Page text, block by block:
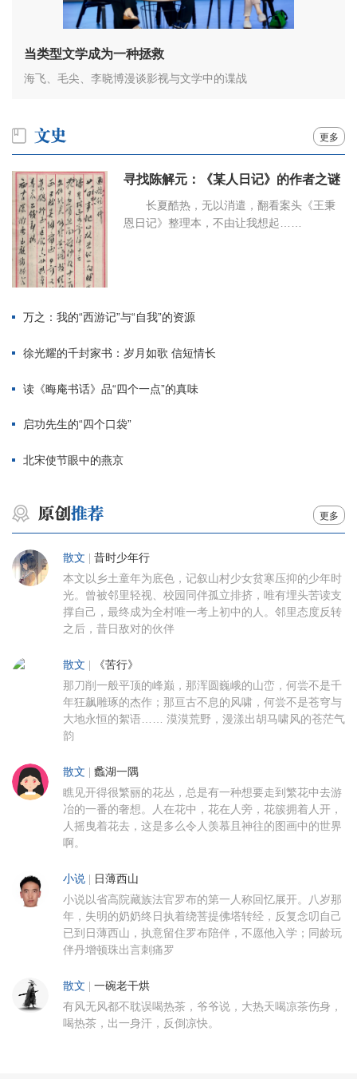
当类型文学成为一种拯救
海飞、毛尖、李晓博漫谈影视与文学中的谍战
更多
寻找陈解元：《某人日记》的作者之谜
长夏酷热，无以消遣，翻看案头《王秉
恩日记》整理本，不由让我想起……
万之：我的“西游记”与“自我”的资源
徐光耀的千封家书：岁月如歌 信短情长
读《晦庵书话》品“四个一点”的真味
启功先生的“四个口袋”
北宋使节眼中的燕京
更多
散文 昔时少年行
本文以乡土童年为底色，记叙山村少女贫寒压抑的少年时
光。曾被邻里轻视、校园同伴孤立排挤，唯有埋头苦读支
撑自己，最终成为全村唯一考上初中的人。邻里态度反转
之后，昔日敌对的伙伴
散文 《苦行》
那刀削一般平顶的峰巅，那浑圆巍峨的山峦，何尝不是千
年狂飙雕琢的杰作；那亘古不息的风啸，何尝不是苍穹与
大地永恒的絮语…… 漠漠荒野，漫漾出胡马啸风的苍茫气
韵
散文 蠡湖一隅
瞧见开得很繁丽的花丛，总是有一种想要走到繁花中去游
冶的一番的奢想。人在花中，花在人旁，花簇拥着人开，
人摇曳着花去，这是多么令人羡慕且神往的图画中的世界
啊。
小说 日薄西山
小说以省高院藏族法官罗布的第一人称回忆展开。八岁那
年，失明的奶奶终日执着绕菩提佛塔转经，反复念叨自己
已到日薄西山，执意留住罗布陪伴，不愿他入学；同龄玩
伴丹增顿珠出言刺痛罗
散文 一碗老干烘
有风无风都不耽误喝热茶，爷爷说，大热天喝凉茶伤身，
喝热茶，出一身汗，反倒凉快。